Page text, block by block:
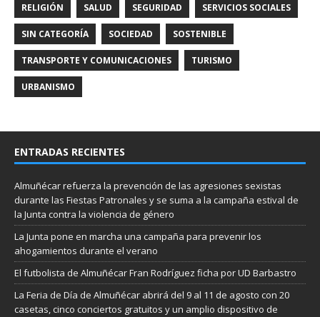
RELIGIÓN SALUD SEGURIDAD SERVICIOS SOCIALES
SIN CATEGORÍA SOCIEDAD SOSTENIBLE
TRANSPORTE Y COMUNICACIONES TURISMO
URBANISMO
ENTRADAS RECIENTES
Almuñécar refuerza la prevención de las agresiones sexistas
durante las Fiestas Patronales y se suma a la campaña estival de
la Junta contra la violencia de género
La Junta pone en marcha una campaña para prevenir los
ahogamientos durante el verano
El futbolista de Almuñécar Fran Rodríguez ficha por UD Barbastro
La Feria de Día de Almuñécar abrirá del 9 al 11 de agosto con 20
casetas, cinco conciertos gratuitos y un amplio dispositivo de